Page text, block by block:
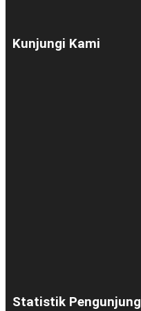
Kunjungi Kami
Statistik Pengunjung